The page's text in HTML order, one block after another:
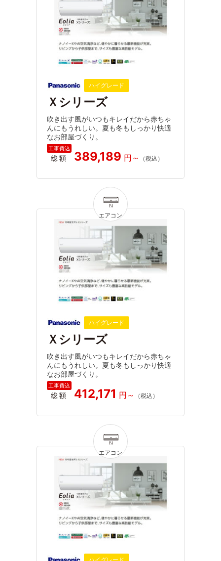
ハイグレード
Ｘシリーズ
吹き出す風がいつもキレイだから赤ちゃ
んにもうれしい。夏も冬もしっかり快適
なお部屋づくり。
総額 389,189
ハイグレード
Ｘシリーズ
吹き出す風がいつもキレイだから赤ちゃ
んにもうれしい。夏も冬もしっかり快適
なお部屋づくり。
総額 412,171